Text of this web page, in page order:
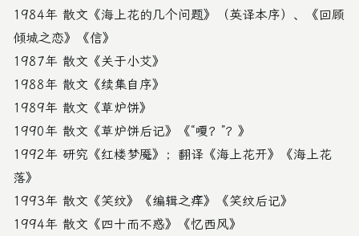
1984年 散文《海上花的几个问题》（英译本序）、《回顾
倾城之恋》《信》
1987年 散文《关于小艾》
1988年 散文《续集自序》
1989年 散文《草炉饼》
1990年 散文《草炉饼后记》《“嗄？”？》
1992年 研究《红楼梦魇》；翻译《海上花开》《海上花
落》
1993年 散文《笑纹》《编辑之痒》《笑纹后记》
1994年 散文《四十而不惑》《忆西风》